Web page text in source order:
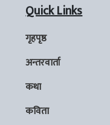
Quick Links
गृहपृष्ठ
अन्तरवार्ता
कथा
कविता